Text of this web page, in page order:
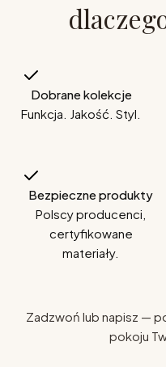
Dobrane kolekcje
Funkcja. Jakość. Styl.
Bezpieczne produkty
Polscy producenci,
certyfikowane
materiały.
Zadzwoń lub napisz —
pokoju